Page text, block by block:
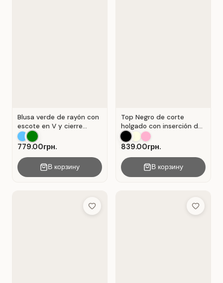
Blusa verde de rayón con
escote en V y cierre
Verde .
779.00грн.
В корзину
Top Negro de corte
holgado con inserción de
encaje calado.
839.00грн.
В корзину
Add to Wish List Add to